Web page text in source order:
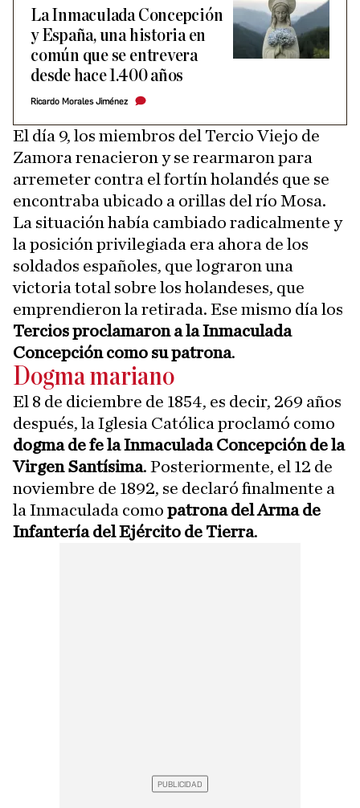
La Inmaculada Concepción
y España, una historia en
común que se entrevera
desde hace 1.400 años
Ricardo Morales Jiménez
El día 9, los miembros del Tercio Viejo de
Zamora renacieron y se rearmaron para
arremeter contra el fortín holandés que se
encontraba ubicado a orillas del río Mosa.
La situación había cambiado radicalmente y
la posición privilegiada era ahora de los
soldados españoles, que lograron una
victoria total sobre los holandeses, que
emprendieron la retirada. Ese mismo día los
Tercios proclamaron a la Inmaculada
Concepción como su patrona.
Dogma mariano
El 8 de diciembre de 1854, es decir, 269 años
después, la Iglesia Católica proclamó como
dogma de fe la Inmaculada Concepción de la
Virgen Santísima. Posteriormente, el 12 de
noviembre de 1892, se declaró finalmente a
la Inmaculada como patrona del Arma de
Infantería del Ejército de Tierra.